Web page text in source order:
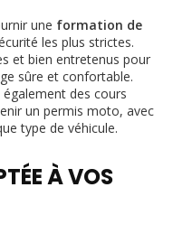
une formation de
les plus strictes.
et bien entretenus pour
sûre et confortable.
des cours
un permis moto, avec
type de véhicule.
À VOS